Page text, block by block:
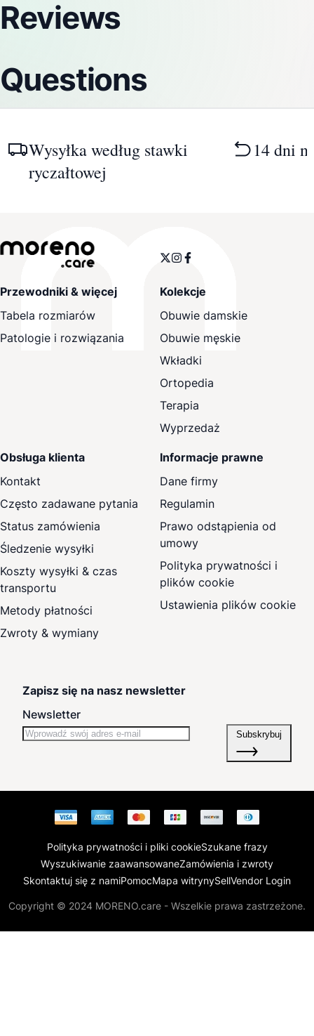
Reviews
Questions
Wysyłka według stawki
ryczałtowej
14 dni
Przewodniki & więcej
Tabela rozmiarów
Patologie i rozwiązania
Kolekcje
Obuwie damskie
Obuwie męskie
Wkładki
Ortopedia
Terapia
Wyprzedaż
Obsługa klienta
Kontakt
Często zadawane pytania
Status zamówienia
Śledzenie wysyłki
Koszty wysyłki & czas
transportu
Metody płatności
Zwroty & wymiany
Informacje prawne
Dane firmy
Regulamin
Prawo odstąpienia od
umowy
Polityka prywatności i
plików cookie
Ustawienia plików cookie
Zapisz się na nasz newsletter
Newsletter
Subskrybuj
Polityka prywatności i pliki cookieSzukane frazy
Wyszukiwanie zaawansowaneZamówienia i zwroty
Skontaktuj się z namiPomocMapa witrynySellVendor Login
Copyright © 2024 MORENO.care - Wszelkie prawa zastrzeżone.